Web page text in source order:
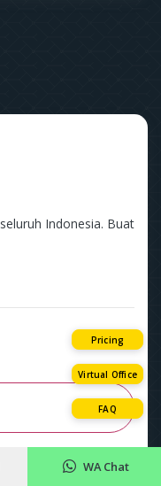
seluruh Indonesia. Buat
Pricing
Virtual Office
FAQ
WA Chat